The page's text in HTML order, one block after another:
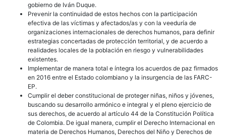
gobierno de Iván Duque.
Prevenir la continuidad de estos hechos con la participación
efectiva de las víctimas y afectados/as y con la veeduría de
organizaciones internacionales de derechos humanos, para definir
estrategias concertadas de protección territorial, y de acuerdo a
realidades locales de la población en riesgo y vulnerabilidades
existentes.
Implementar de manera total e íntegra los acuerdos de paz firmados
en 2016 entre el Estado colombiano y la insurgencia de las FARC-
EP.
Cumplir el deber constitucional de proteger niñas, niños y jóvenes,
buscando su desarrollo armónico e integral y el pleno ejercicio de
sus derechos, de acuerdo al artículo 44 de la Constitución Política
de Colombia. De igual manera, cumplir el Derecho Internacional en
materia de Derechos Humanos, Derechos del Niño y Derechos de